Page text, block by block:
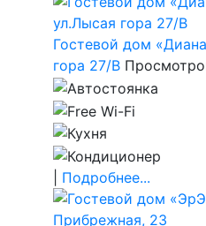
Гостевой дом
гора 27/В
Подробнее...